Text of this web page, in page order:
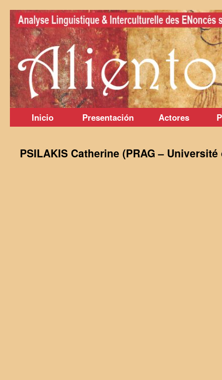
Saltar
contenido
Inicio Presentación Actores
PSILAKIS Catherine (PRAG –